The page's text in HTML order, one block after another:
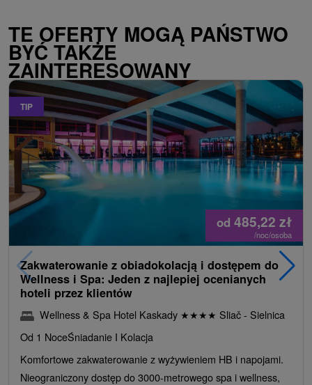
TE OFERTY MOGĄ PAŃSTWO
BYĆ TAKŻE
ZAINTERESOWANY
TIP
od 485,22 zł
/noc/osoba
Zakwaterowanie z obiadokolacją i dostępem do
Wellness i Spa: Jeden z najlepiej ocenianych
hoteli przez klientów
Wellness & Spa Hotel Kaskady ★★★★ Sliač - Sielnica
Od 1 NoceŚniadanie I Kolacja
Komfortowe zakwaterowanie z wyżywieniem HB i napojami.
Nieograniczony dostęp do 3000-metrowego spa i wellness,